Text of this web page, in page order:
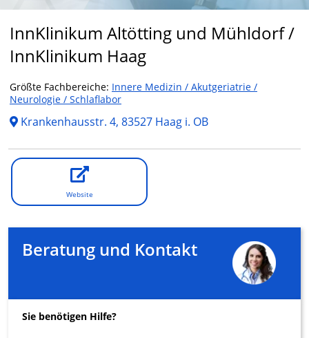
InnKlinikum Altötting und Mühldorf /
InnKlinikum Haag
Größte Fachbereiche: Innere Medizin / Akutgeriatrie /
Neurologie / Schlaflabor
Krankenhausstr. 4, 83527 Haag i. OB
Website
Beratung und Kontakt
Sie benötigen Hilfe?